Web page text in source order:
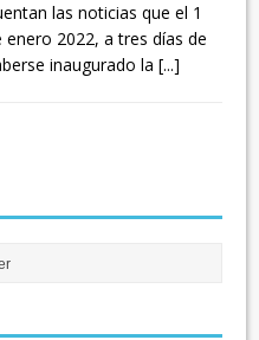
las noticias que el 1
enero 2022, a tres días de
inaugurado la[...]